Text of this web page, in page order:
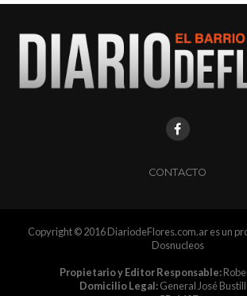
CONTACTO
Copyright © 2016 DiariodeFlores.com.ar es un
Dosnucleos
Propietario y Editor Responsable:
Domicilio Legal:General José